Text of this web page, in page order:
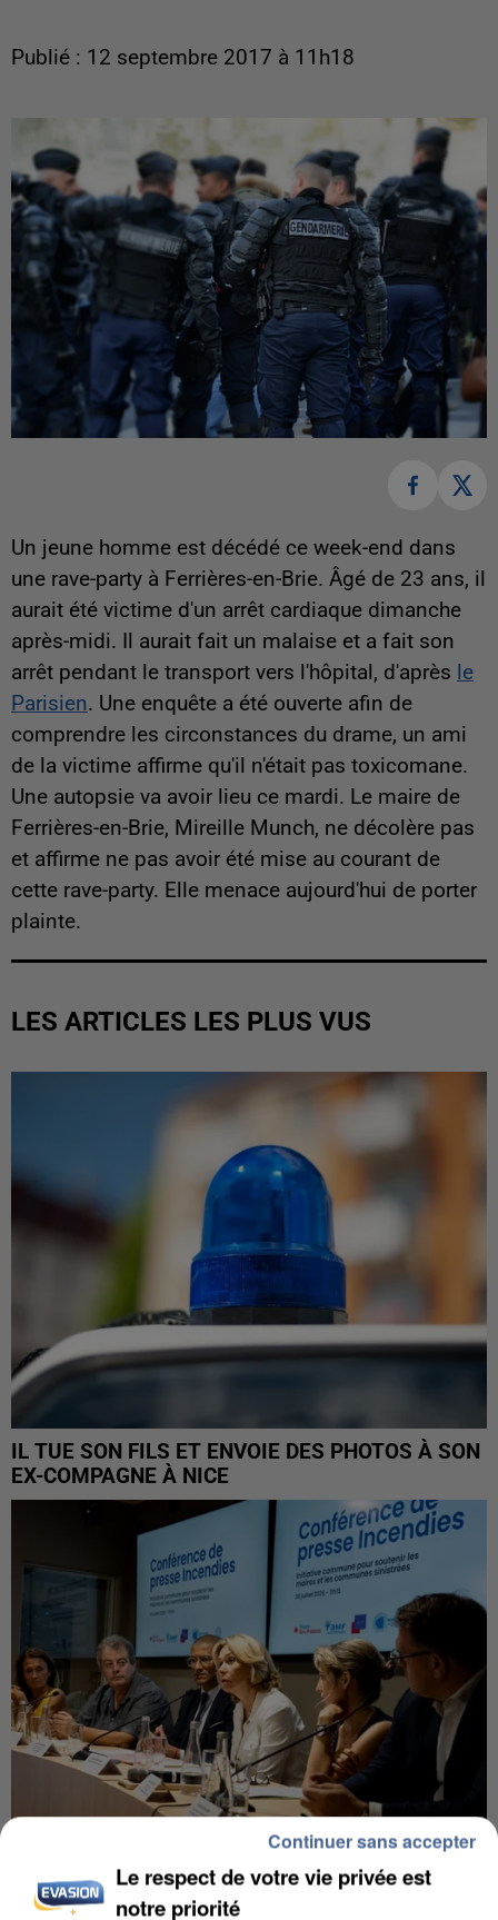
Publié : 12 septembre 2017 à 11h18
Un jeune homme est décédé ce week-end dans
une rave-party à Ferrières-en-Brie. Âgé de 23 ans, il
aurait été victime d'un arrêt cardiaque dimanche
après-midi. Il aurait fait un malaise et a fait son
arrêt pendant le transport vers l'hôpital, d'après le
Parisien. Une enquête a été ouverte afin de
comprendre les circonstances du drame, un ami
de la victime affirme qu'il n'était pas toxicomane.
Une autopsie va avoir lieu ce mardi. Le maire de
Ferrières-en-Brie, Mireille Munch, ne décolère pas
et affirme ne pas avoir été mise au courant de
cette rave-party. Elle menace aujourd'hui de porter
plainte.
LES ARTICLES LES PLUS VUS
IL TUE SON FILS ET ENVOIE DES PHOTOS À SON
EX-COMPAGNE À NICE
INCENDIES : L’ÎLE-DE-FRANCE LANCE UN ÉLAN
DE SOLIDARITÉ AVEC LES...
Le respect de votre vie privée est
notre priorité
Continuer sans accepter